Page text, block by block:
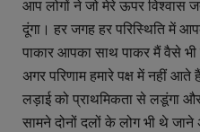
आप लोगों ने जो मेरे ऊपर विश्वास
दूंगा। हर जगह हर परिस्थिति में
पाकार आपका साथ पाकर मैं वैसे
अगर परिणाम हमारे पक्ष में नहीं
लड़ाई को प्राथमिकता से लडूंगा
सामने दोनों दलों के लोग भी थे